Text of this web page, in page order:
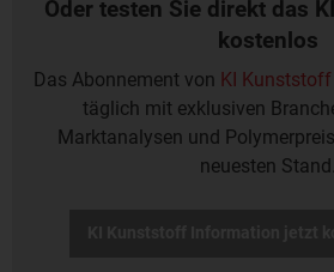
Oder testen Sie direkt das
kostenlos
Das Abonnement von KI
täglich mit exklusiven
Marktanalysen und
neuesten Stand.